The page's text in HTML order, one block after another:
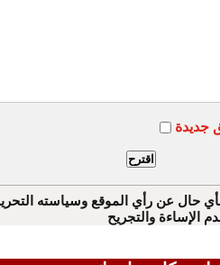
جديدة
بأي حال عن رأي الموقع وسياسته
الإساءة والتجريح